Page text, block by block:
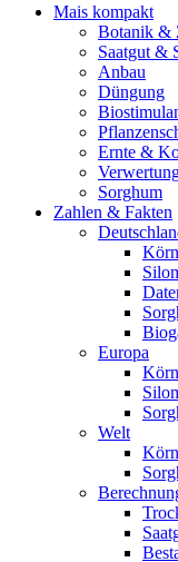
Mais kompakt
Botanik &
Saatgut &
Anbau
Düngung
Ernte &
Sorghum
Zahlen & Fakten
Europa
Welt